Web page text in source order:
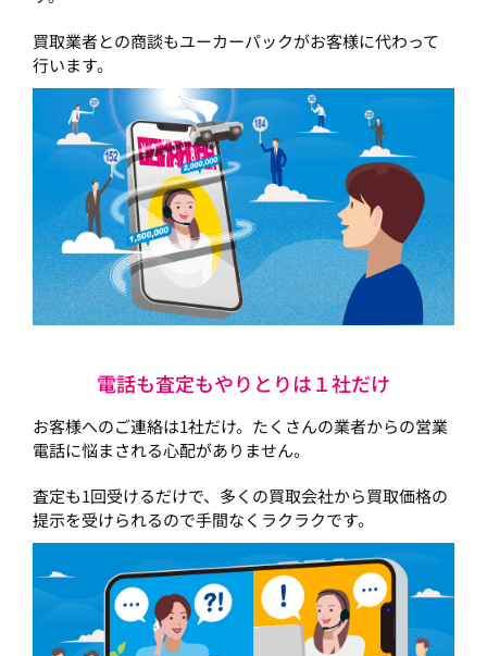
買取業者との商談もユーカーパックがお客様に代わって
行います。
電話も査定もやりとりは１社だけ
お客様へのご連絡は1社だけ。たくさんの業者からの営業
電話に悩まされる心配がありません。
査定も1回受けるだけで、多くの買取会社から買取価格の
提示を受けられるので手間なくラクラクです。